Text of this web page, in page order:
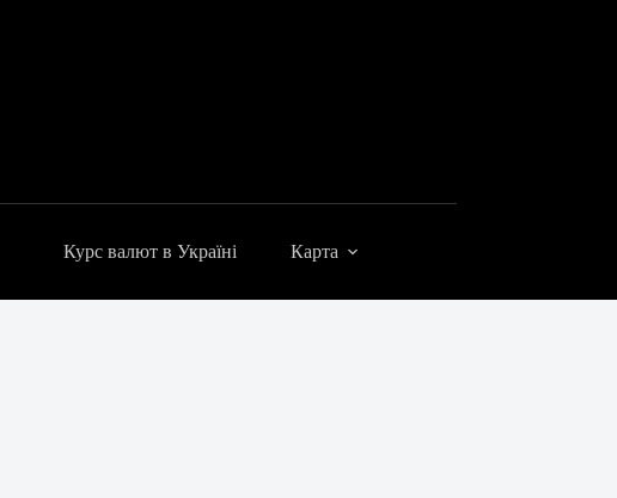
Курс валют в Україні Карта